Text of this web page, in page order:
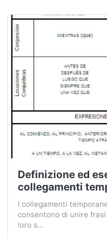
Definizione ed
collegamenti
I collegamenti
consentono di unire
loro s...